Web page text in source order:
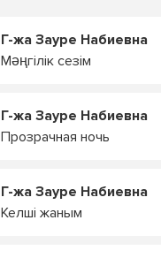
Г-жа Зауре Набиевна
Мәңгілік сезім
Г-жа Зауре Набиевна
Прозрачная ночь
Г-жа Зауре Набиевна
Келші жаным